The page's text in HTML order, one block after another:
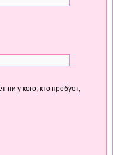
у кого, кто пробует,